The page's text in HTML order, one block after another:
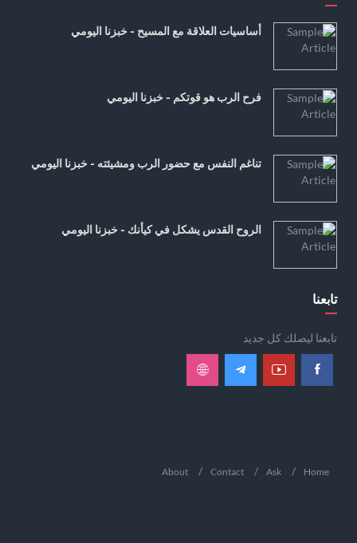
أساسيات العلاقة مع المسيح - خبزنا اليومي
فرح الرب هو قوتكم - خبزنا اليومي
تناغم النفس مع حضور الرب ومشيئته - خبزنا اليومي
الروح القدس يشكل في كيأنك - خبزنا اليومي
تابعنا
تابعنا ليصلك كل جديد
Home
Ask
Contact
About